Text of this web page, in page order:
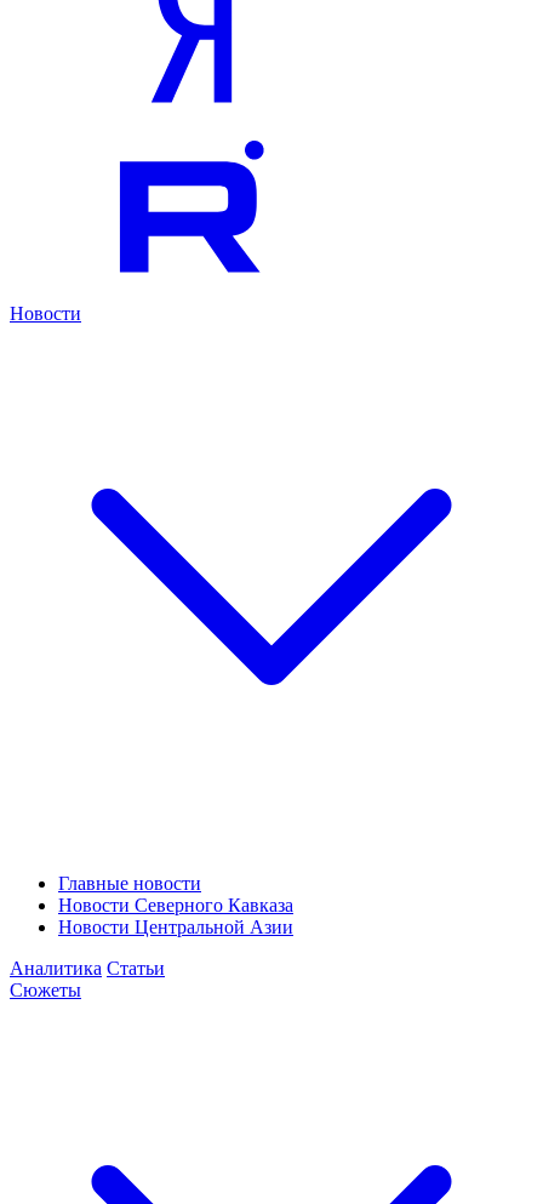
Новости
Главные новости
Новости Северного Кавказа
Новости Центральной Азии
Аналитика Статьи
Сюжеты